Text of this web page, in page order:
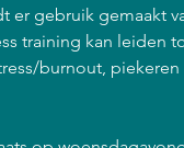
er gebruik gemaakt
training kan leiden
burnout,